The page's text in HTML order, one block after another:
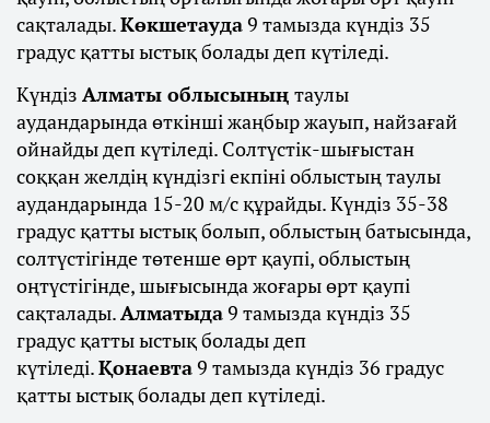
сақталады.Көкшетауда9 тамызда күндіз 35
градус қатты ыстық болады деп күтіледі.
Күндіз Алматы облысының таулы
аудандарында өткінші жаңбыр жауып, найзағай
ойнайды деп күтіледі. Солтүстік-шығыстан
соққан желдің күндізгі екпіні облыстың таулы
аудандарында 15-20 м/с құрайды. Күндіз 35-38
градус қатты ыстық болып, облыстың батысында,
солтүстігінде төтенше өрт қаупі, облыстың
оңтүстігінде, шығысында жоғары өрт қаупі
сақталады.Алматыда9 тамызда күндіз 35
градус қатты ыстық болады деп
күтіледі.Қонаевта9 тамызда күндіз 36 градус
қатты ыстық болады деп күтіледі.